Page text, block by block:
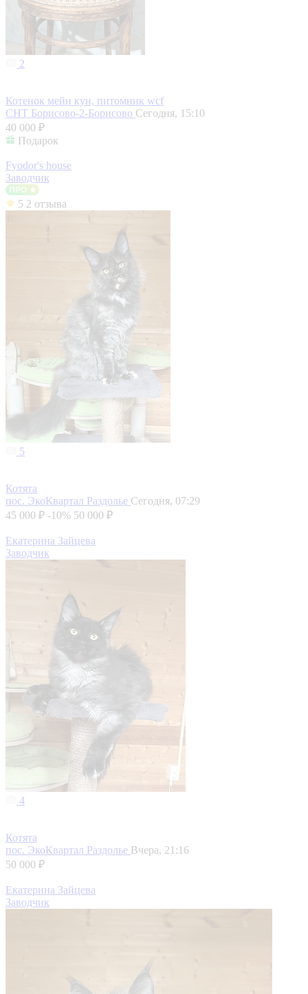
2
Котенок мейн кун, питомник wcf
СНТ Борисово-2-Борисово Сегодня, 15:10
40 000 ₽
Подарок
Fyodor's house
Заводчик
5 2 отзыва
5
Котята
пос. ЭкоКвартал Раздолье Сегодня, 07:29
45 000 ₽ -10% 50 000 ₽
Екатерина Зайцева
Заводчик
4
Котята
пос. ЭкоКвартал Раздолье Вчера, 21:16
50 000 ₽
Екатерина Зайцева
Заводчик